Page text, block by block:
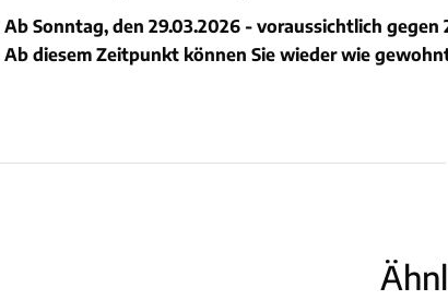
Ab Sonntag, den 29.03.2026 - voraussichtlich
Ab diesem Zeitpunkt können Sie wieder wie